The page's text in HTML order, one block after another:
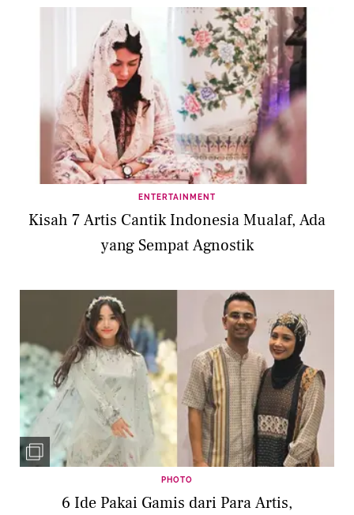
ENTERTAINMENT
Kisah 7 Artis Cantik Indonesia Mualaf, Ada
yang Sempat Agnostik
PHOTO
6 Ide Pakai Gamis dari Para Artis,